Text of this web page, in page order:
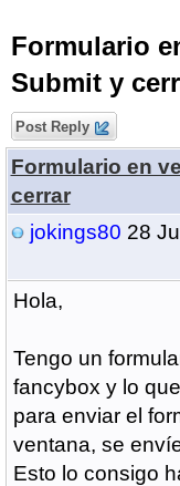
Formulario
Submit y
Post Reply
Formulario en
cerrar
jokings80 28
Hola,
Tengo un
fancybox y lo
para enviar el
ventana, se
Esto lo consigo